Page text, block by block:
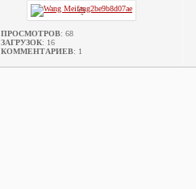
ПРОСМОТРОВ: 68
ЗАГРУЗОК: 16
КОММЕНТАРИЕВ: 1